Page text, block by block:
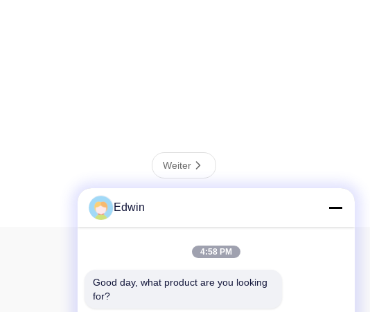
Weiter
Abonnieren Sie unseren Newsletter für Rabatte und mehr.
Edwin
4:58 PM
Good day, what product are you looking
for?